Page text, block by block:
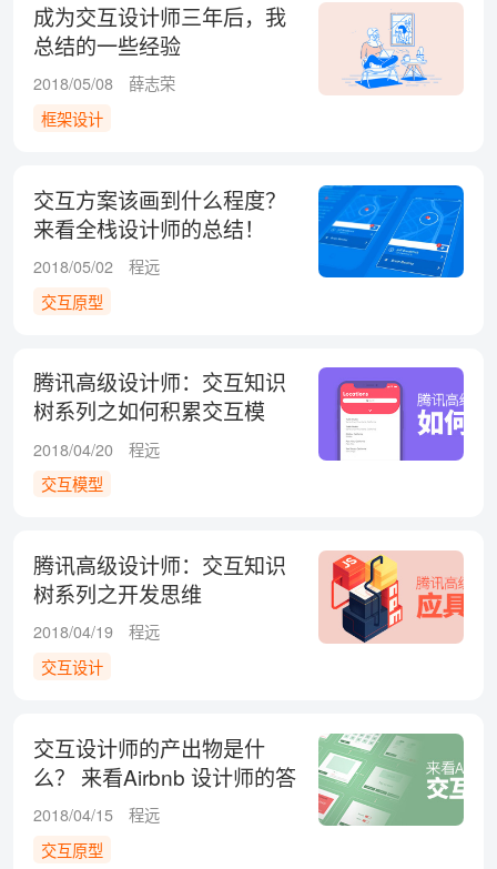
成为交互设计师三年后，我
总结的一些经验
2018/05/08
薛志荣
框架设计
交互方案该画到什么程度？
来看全栈设计师的总结！
2018/05/02
程远
交互原型
腾讯高级设计师：交互知识
树系列之如何积累交互模
型？
2018/04/20
程远
交互模型
腾讯高级设计师：交互知识
树系列之开发思维
2018/04/19
程远
交互设计
交互设计师的产出物是什
么？ 来看Airbnb 设计师的答
案！
2018/04/15
程远
交互原型